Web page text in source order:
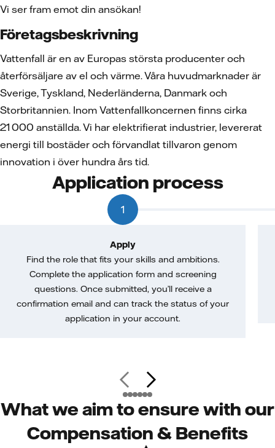
Vi ser fram emot din ansökan!
Företagsbeskrivning
Vattenfall är en av Europas största producenter och
återförsäljare av el och värme. Våra huvudmarknader är
Sverige, Tyskland, Nederländerna, Danmark och
Storbritannien. Inom Vattenfallkoncernen finns cirka
21 000 anställda. Vi har elektrifierat industrier, levererat
energi till bostäder och förvandlat tillvaron genom
innovation i över hundra års tid.
Application process
1
Apply
Find the role that fits your skills and ambitions.
Complete the application form and screening
questions. Once submitted, you’ll receive a
confirmation email and can track the status of your
application in your account.
What we aim to ensure with our
Compensation & Benefits